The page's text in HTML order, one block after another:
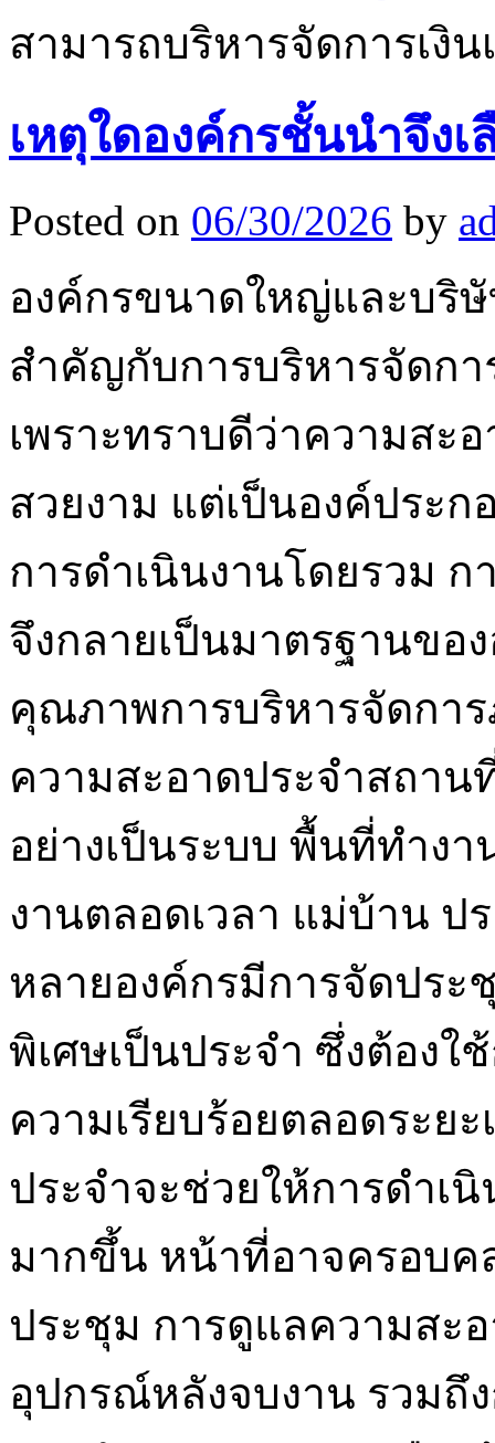
สามารถบริหารจัดการเงิ
เหตุใดองค์กรชั้นนำจึง
Posted on 06/30/2026 by
องค์กรขนาดใหญ่และบริ
สำคัญกับการบริหารจัดก
เพราะทราบดีว่าความสะ
สวยงาม แต่เป็นองค์ประ
การดำเนินงานโดยรวม ก
จึงกลายเป็นมาตรฐานขอ
คุณภาพการบริหารจัดกา
ความสะอาดประจำสถา
อย่างเป็นระบบ พื้นที่ทำง
งานตลอดเวลา แม่บ้าน ป
หลายองค์กรมีการจัดปร
พิเศษเป็นประจำ ซึ่งต้อง
ความเรียบร้อยตลอดระย
ประจำจะช่วยให้การดำเ
มากขึ้น หน้าที่อาจครอบค
ประชุม การดูแลความสะ
อุปกรณ์หลังจบงาน รวมถึ